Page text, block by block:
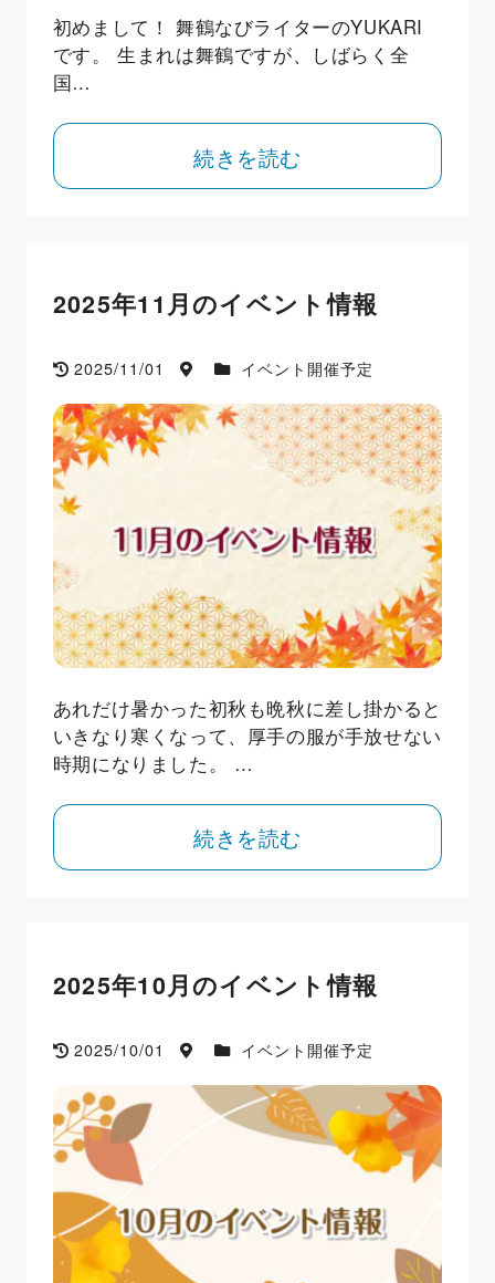
初めまして！ 舞鶴なびライターのYUKARI
です。 生まれは舞鶴ですが、しばらく全
国…
続きを読む
2025年11月のイベント情報
2025/11/01 イベント開催予定
あれだけ暑かった初秋も晩秋に差し掛かると
いきなり寒くなって、厚手の服が手放せない
時期になりました。 …
続きを読む
2025年10月のイベント情報
2025/10/01 イベント開催予定